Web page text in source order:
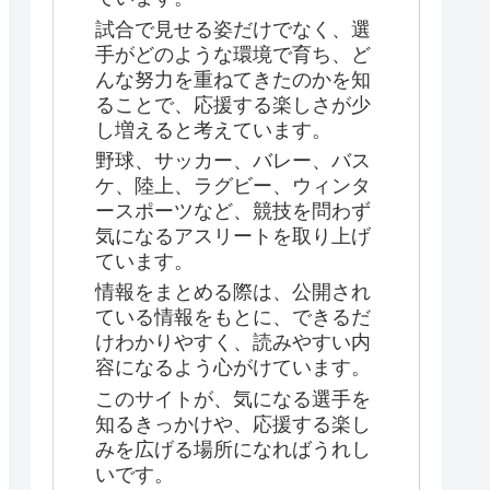
試合で見せる姿だけでなく、選
手がどのような環境で育ち、ど
んな努力を重ねてきたのかを知
ることで、応援する楽しさが少
し増えると考えています。
野球、サッカー、バレー、バス
ケ、陸上、ラグビー、ウィンタ
ースポーツなど、競技を問わず
気になるアスリートを取り上げ
ています。
情報をまとめる際は、公開され
ている情報をもとに、できるだ
けわかりやすく、読みやすい内
容になるよう心がけています。
このサイトが、気になる選手を
知るきっかけや、応援する楽し
みを広げる場所になればうれし
いです。